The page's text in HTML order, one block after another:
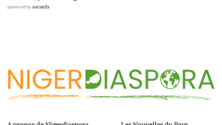
powered bysocial2s